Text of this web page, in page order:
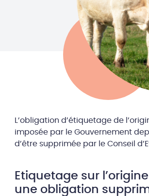
L’obligation d’étiquetage de
imposée par le Gouvernement
d’être supprimée par le Conseil
Etiquetage sur
une obligation